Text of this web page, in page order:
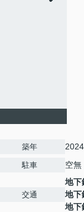
築年
駐車 空無
交通
地下
地下
地下